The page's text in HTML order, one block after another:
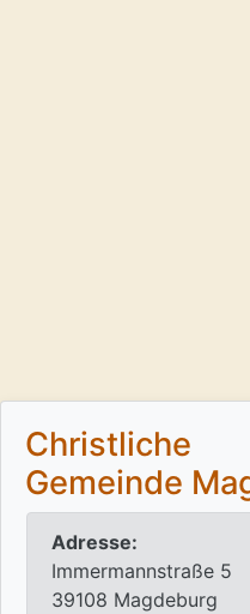
Christliche
Gemeinde
Adresse:
Immermannstraße 5
39108 Magdeburg